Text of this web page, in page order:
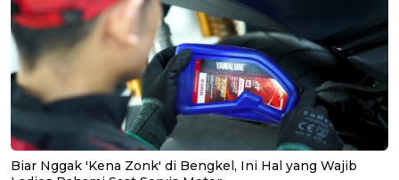
Biar Nggak 'Kena Zonk' di Bengkel, Ini Hal yang Wajib